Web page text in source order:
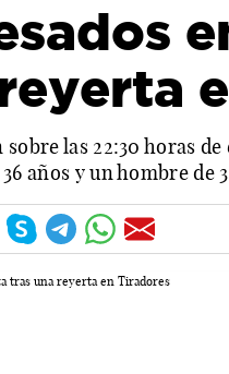
las 22:30 horas
años y un hombre de